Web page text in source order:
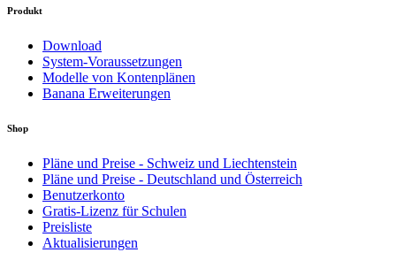
Produkt
Download
System-Voraussetzungen
Modelle von Kontenplänen
Banana Erweiterungen
Shop
Pläne und Preise - Schweiz und Liechtenstein
Pläne und Preise - Deutschland und Österreich
Benutzerkonto
Gratis-Lizenz für Schulen
Preisliste
Aktualisierungen